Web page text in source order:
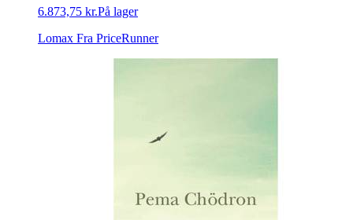
6.873,75 kr.På lager
Lomax Fra PriceRunner